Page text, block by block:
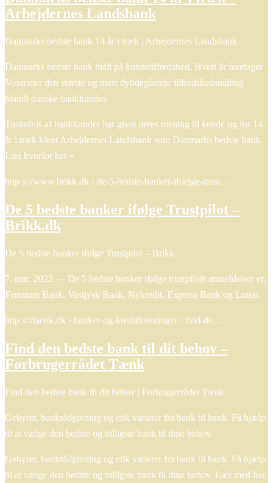
Arbejdernes Landsbank
Danmarks bedste bank 14 år i træk | Arbejdernes Landsbank
Danmarks bedste bank målt på kundetilfredshed. Hvert år foretager
Voxmeter den største og mest dybdegående tilfredshedsmåling
blandt danske bankkunder.
Tusindvis af bankkunder har givet deres mening til kende og for 14.
år i træk kåret Arbejdernes Landsbank som Danmarks bedste bank.
Læs hvorfor her »
http s://www.brikk.dk › de-5-bedste-banker-ifoelge-trust…
De 5 bedste banker ifølge Trustpilot –
Brikk.dk
De 5 bedste banker ifølge Trustpilot – Brikk
7. mar. 2022 — De 5 bedste banker ifølge trustpilots anmeldelser er,
Ferratum Bank, Vestjysk Bank, Nykredit, Express Bank og Lunar.
http s://taenk.dk › banker-og-kreditforeninger › find-de…
Find den bedste bank til dit behov –
Forbrugerrådet Tænk
Find den bedste bank til dit behov | Forbrugerrådet Tænk
Gebyrer, bankrådgivning og etik varierer fra bank til bank. Få hjælp
til at vælge den bedste og billigste bank til dine behov.
Gebyrer, bankrådgivning og etik varierer fra bank til bank. Få hjælp
til at vælge den bedste og billigste bank til dine behov. Læs med her.